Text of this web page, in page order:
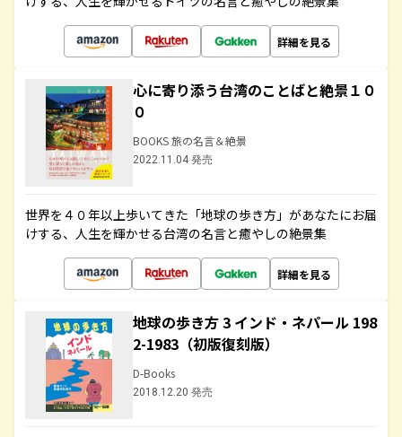
詳細を見る
心に寄り添う台湾のことばと絶景１０
０
BOOKS 旅の名言＆絶景
2022.11.04 発売
世界を４０年以上歩いてきた「地球の歩き方」があなたにお届
けする、人生を輝かせる台湾の名言と癒やしの絶景集
詳細を見る
地球の歩き方 3 インド・ネパール 198
2-1983（初版復刻版）
D-Books
2018.12.20 発売